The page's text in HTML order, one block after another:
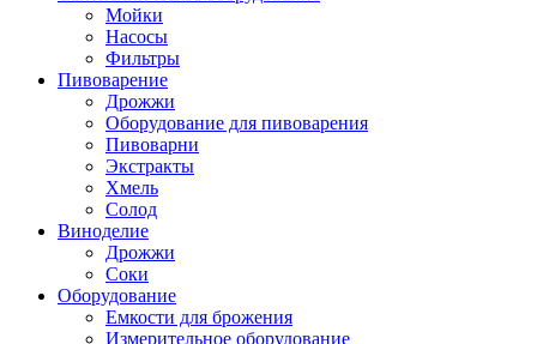
Мойки
Насосы
Фильтры
Пивоварение
Дрожжи
Оборудование для пивоварения
Пивоварни
Экстракты
Хмель
Солод
Виноделие
Дрожжи
Соки
Оборудование
Емкости для брожения
Измерительное оборудование